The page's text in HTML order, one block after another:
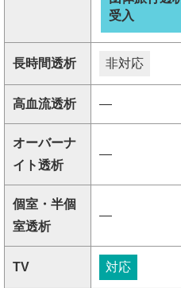
受入
長時間透析 非対応
高血流透析 ―
オーバーナ
イト透析
―
個室・半個
室透析
―
TV 対応